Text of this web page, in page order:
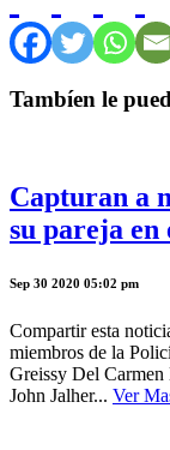
Tambíen le
Capturan a
su pareja
Sep 30 2020 05:02 pm
Compartir esta
miembros de la
Greissy Del Carmen
John Jalher... Ver